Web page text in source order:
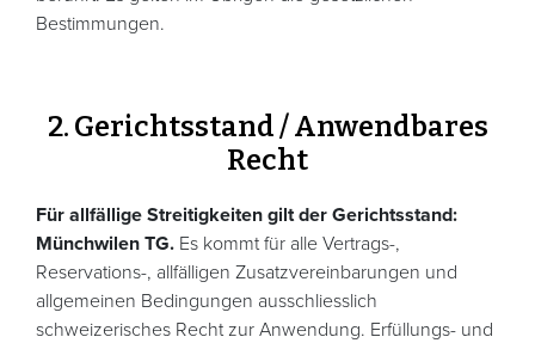
Bestimmungen.
2. Gerichtsstand / Anwendbares
Recht
Für allfällige Streitigkeiten gilt der Gerichtsstand:
Münchwilen TG. Es kommt für alle Vertrags-,
Reservations-, allfälligen Zusatzvereinbarungen und
allgemeinen Bedingungen ausschliesslich
schweizerisches Recht zur Anwendung. Erfüllungs- und